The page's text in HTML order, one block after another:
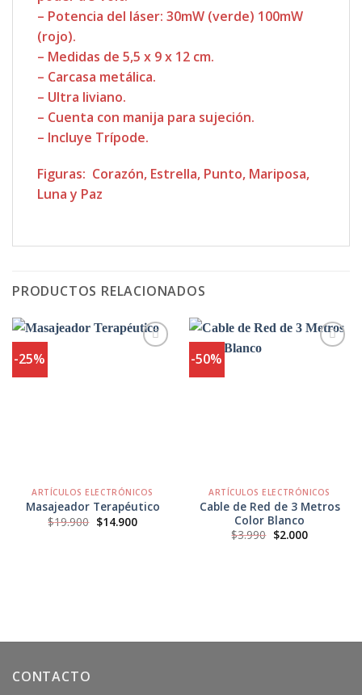
– Potencia del láser: 30mW (verde) 100mW
(rojo).
– Medidas de 5,5 x 9 x 12 cm.
– Carcasa metálica.
– Ultra liviano.
– Cuenta con manija para sujeción.
– Incluye Trípode.
Figuras: Corazón, Estrella, Punto, Mariposa,
Luna y Paz
PRODUCTOS RELACIONADOS
-25%
ARTÍCULOS ELECTRÓNICOS
Masajeador Terapéutico
$19.900 El
precio
$14.900El
precio
-50%
ARTÍCULOS ELECTRÓNICOS
Cable de Red de 3 Metros
Color Blanco
$3.990 El
precio
$2.000El
precio
CONTACTO